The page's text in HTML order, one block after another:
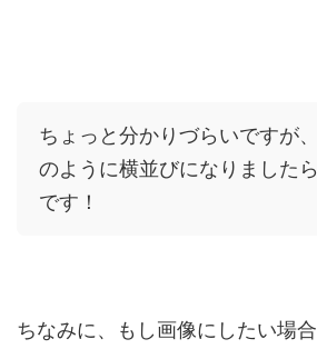
ちょっと分かりづらいですが
のように横並びになりました
です！
ちなみに、もし画像にしたい場